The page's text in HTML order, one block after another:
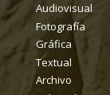
Audiovisual
Fotografía
Gráfica
Textual
Archivo